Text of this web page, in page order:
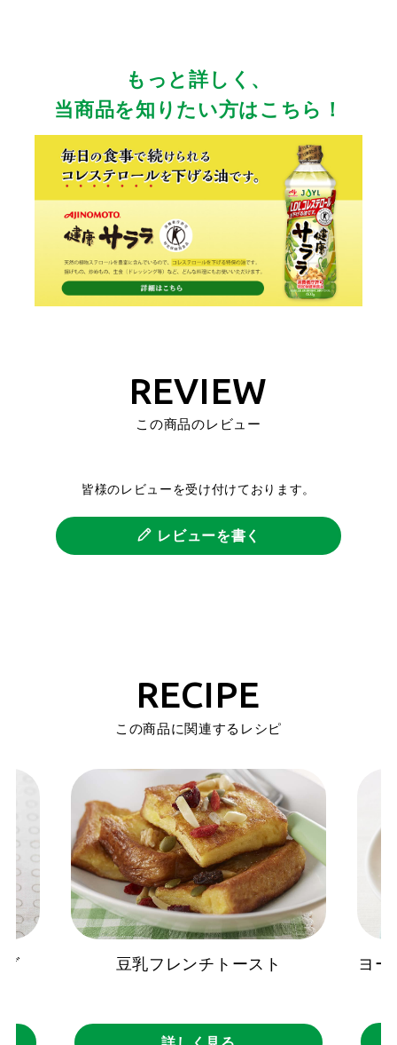
もっと詳しく、
当商品を知りたい方はこちら！
REVIEW
この商品のレビュー
皆様のレビューを受け付けております。
レビューを書く
RECIPE
この商品に関連するレシピ
グ 豆乳フレンチトースト ヨー